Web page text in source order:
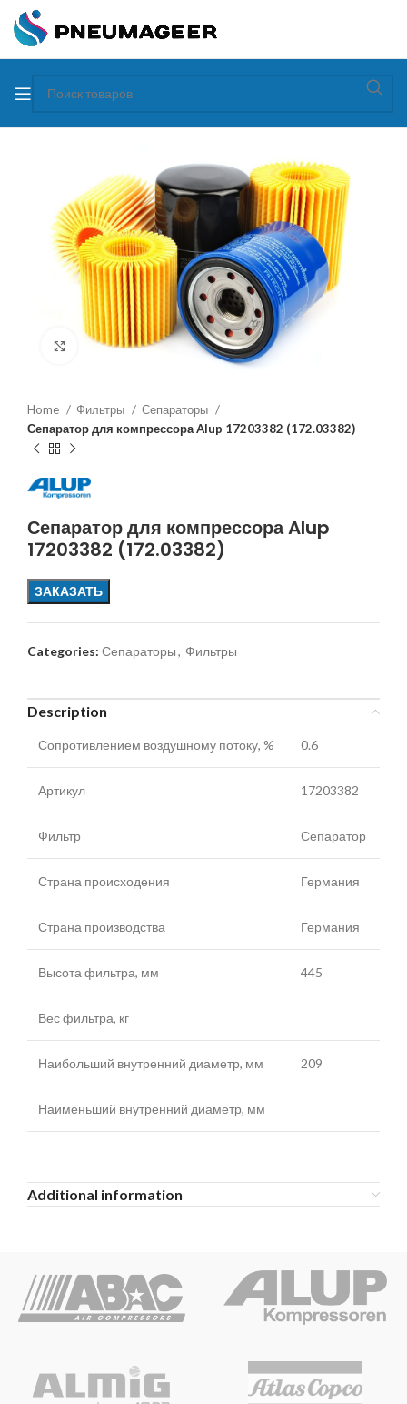
Увеличить
Home Фильтры
Сепараторы
Сепаратор для компрессора Alup 17203382 (172.03382)
Сепаратор для компрессора Alup
17203382 (172.03382)
ЗАКАЗАТЬ
Categories: Сепараторы, Фильтры
Description
Сопротивлением воздушному потоку, % 0.6
Артикул 17203382
Фильтр Сепаратор
Страна происходения Германия
Страна производства Германия
Высота фильтра, мм 445
Вес фильтра, кг
Наибольший внутренний диаметр, мм 209
Наименьший внутренний диаметр, мм
Additional information